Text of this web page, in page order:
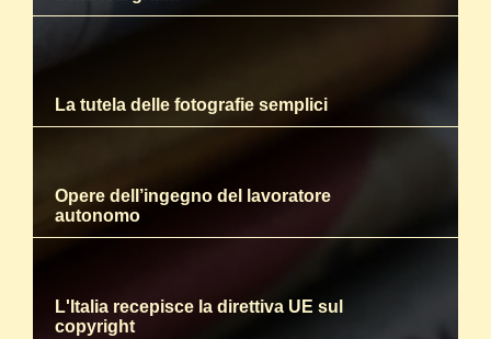
La tutela delle fotografie semplici
Opere dell’ingegno del lavoratore
autonomo
L'Italia recepisce la direttiva UE sul
copyright